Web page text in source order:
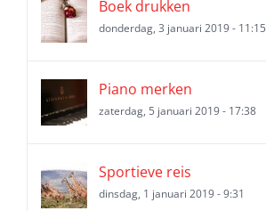
Boek drukken
donderdag, 3 januari 2019 - 11:15
Piano merken
zaterdag, 5 januari 2019 - 17:38
Sportieve reis
dinsdag, 1 januari 2019 - 9:31